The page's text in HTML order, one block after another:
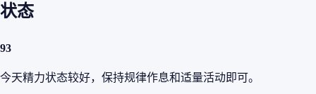
状态
93
今天精力状态较好，保持规律作息和适量活动即可。